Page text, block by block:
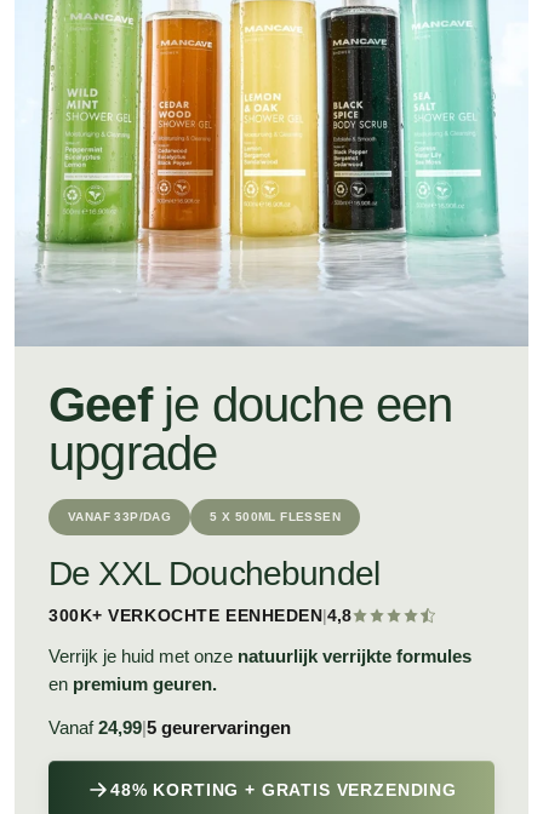
Geefje douche een
upgrade
VANAF 33P/DAG 5 X 500ML FLESSEN
De XXL Douchebundel
300K+ VERKOCHTE EENHEDEN|4,8
Verrijk je huid met onze natuurlijk verrijkte formules
en premium geuren.
Vanaf24,99|5 geurervaringen
48% KORTING + GRATIS VERZENDING